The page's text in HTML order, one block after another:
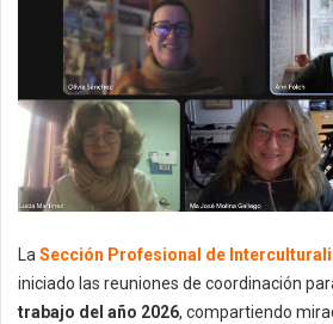
La Sección Profesional de
iniciado las reuniones de coordinación
trabajo del año 2026, compartiendo